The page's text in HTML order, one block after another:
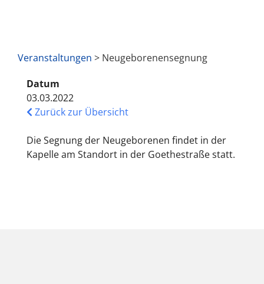
Veranstaltungen > Neugeborenensegnung
Datum
03.03.2022
Zurück zur Übersicht
Die Segnung der Neugeborenen findet in der
Kapelle am Standort in der Goethestraße statt.